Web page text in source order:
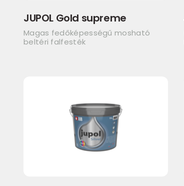
JUPOL Gold supreme
Magas fedőképességű mosható
beltéri falfesték